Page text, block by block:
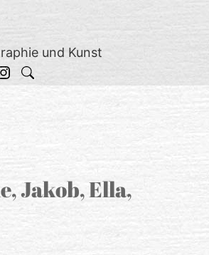
und Kunst
Jakob, Ella,